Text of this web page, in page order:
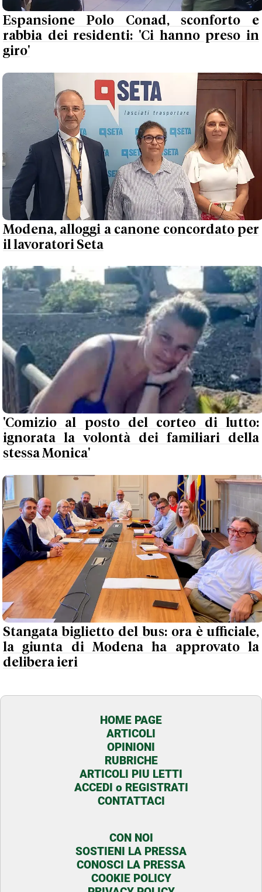
Espansione Polo Conad, sconforto e
rabbia dei residenti: 'Ci hanno preso in
giro'
Modena, alloggi a canone concordato per
il lavoratori Seta
'Comizio al posto del corteo di lutto:
ignorata la volontà dei familiari della
stessa Monica'
Stangata biglietto del bus: ora è ufficiale,
la giunta di Modena ha approvato la
delibera ieri
HOME PAGE
ARTICOLI
OPINIONI
RUBRICHE
ARTICOLI PIU LETTI
ACCEDI o REGISTRATI
CONTATTACI
CON NOI
SOSTIENI LA PRESSA
CONOSCI LA PRESSA
COOKIE POLICY